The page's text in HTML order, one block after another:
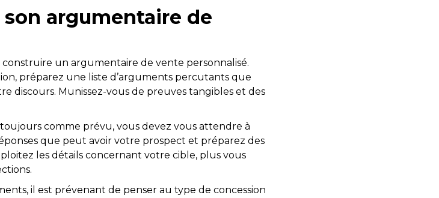
argumentaire de
construire un argumentaire de vente personnalisé.
préparez une liste d’arguments percutants que
discours. Munissez-vous de preuves tangibles et des
comme prévu, vous devez vous attendre à
que peut avoir votre prospect et préparez des
les détails concernant votre cible, plus vous
il est prévenant de penser au type de concession